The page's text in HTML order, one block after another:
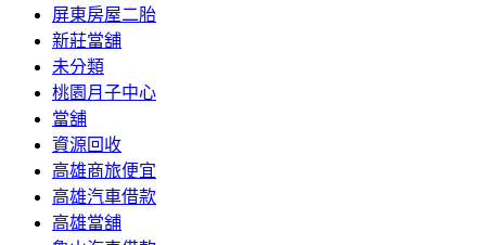
屏東房屋二胎
新莊當舖
未分類
桃園月子中心
當舖
資源回收
高雄商旅便宜
高雄汽車借款
高雄當舖